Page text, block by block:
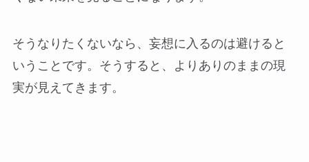
そうなりたくないなら、妄想に入るのは避けると
いうことです。そうすると、よりありのままの現
実が見えてきます。